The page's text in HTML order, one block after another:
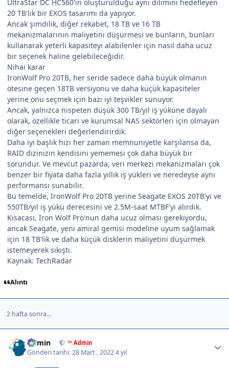
UltraStar DC HC560'ın oluşturulduğu aynı dilimini hedefleyen
20 TB'lık bir EXOS tasarımı da yapıyor.
Ancak şimdilik, diğer rekabet, 18 TB ve 16 TB
mekanizmalarının maliyetini düşürmesi ve bunların, bunları
kullanarak yeterli kapasiteyi alabilenler için nasıl daha ucuz
bir seçenek haline gelebileceğidir.
Nihai karar
IronWolf Pro 20TB, her seride sadece daha büyük olmanın
ötesine geçen 18TB versiyonu ve daha küçük kapasiteler
yerine onu seçmek için bazı iyi teşvikler sunuyor.
Ancak, yalnızca nispeten düşük 300 TB/yıl iş yüküne dayalı
olarak, özellikle ticari ve kurumsal NAS sektörleri için olmayan
diğer seçenekleri değerlendirirdik.
Daha iyi başlık hızı her zaman memnuniyetle karşılansa da,
RAID dizinizin kendisini yememesi çok daha büyük bir
sorundur. Ve mevcut pazarda, veri merkezi mekanizmaları çok
benzer bir fiyata daha fazla yıllık iş yükleri ve neredeyse aynı
performansı sunabilir.
Bu temelde, IronWolf Pro 20TB yerine Seagate EXOS 20TB'yi ve
550TB/yıl iş yükü derecesini ve 2.5M-saat MTBF'yi alırdık.
Kısacası, Iron Wolf Pro'nun daha ucuz olması gerekiyordu,
ancak Seagate, yeni amiral gemisi modeline uyum sağlamak
için 18 TB'lik ve daha küçük disklerin maliyetini düşürmek
istemeyerek sıkıştı.
Kaynak: TechRadar
Alıntı
2 hafta sonra...
Admin ™ Admin
Gönderi tarihi:28 Mart , 20224 yıl